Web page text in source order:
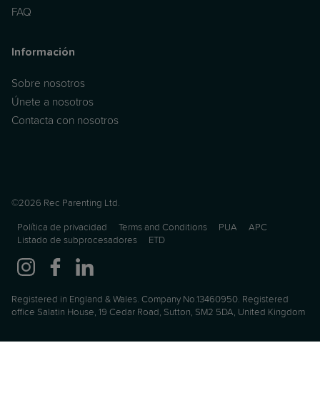
FAQ
Información
Sobre nosotros
Únete a nosotros
Contacta con nosotros
©2026 Rec Parenting Ltd.
Política de privacidad Terms and Conditions PUA
APC
Listado de subprocesadores
ETD
Registered in England & Wales. Company No.13460950. Registered
office Salatin House, 19 Cedar Road, Sutton, SM2 5DA, United Kingdom